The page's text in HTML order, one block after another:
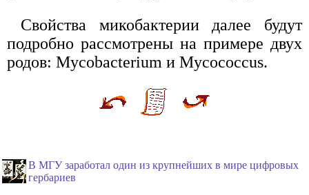
Свойства микобактерии далее будут
подробно рассмотрены на примере двух
родов: Mycobacterium и Mycococcus.
В МГУ заработал один из крупнейших в мире цифровых
гербариев